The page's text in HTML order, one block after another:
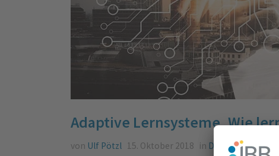
Adaptive Lernsysteme. Wie
von Ulf Pötzl 15. Oktober 2018 in Digitales,